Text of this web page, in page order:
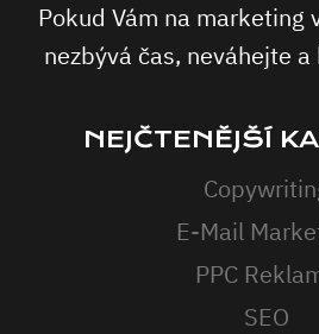
Pokud Vám na marketing
nezbývá čas, neváhejte
NEJČTENĚJŠÍ
E-Mail
PPC
SEO